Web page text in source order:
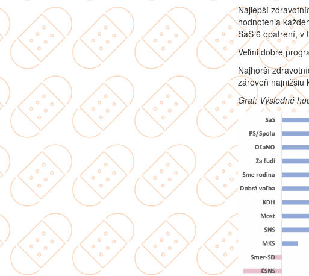
Najlepší
hodnotenia
SaS 6 opatrení, v
Veľmi dobré
Najhorší
zároveň najnižšiu
Graf: Výsledné